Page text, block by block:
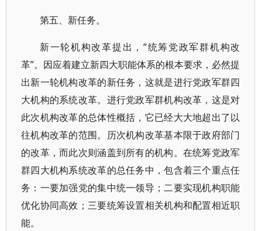
第五、新任务。
新一轮机构改革提出，“统筹党政军群机构改
革”。因应着建立新四大职能体系的根本要求，必然提
出新一轮机构改革的新任务，这就是进行党政军群四
大机构的系统改革。进行党政军群机构改革，这是对
此次机构改革的总体性概括，它已经大大地超出了以
往机构改革的范围。历次机构改革基本限于政府部门
的改革，而此次则涵盖到所有的机构。在统筹党政军
群四大机构系统改革的总任务中，包含着三个重点任
务：一要加强党的集中统一领导；二要实现机构职能
优化协同高效；三要统筹设置相关机构和配置相近职
能。